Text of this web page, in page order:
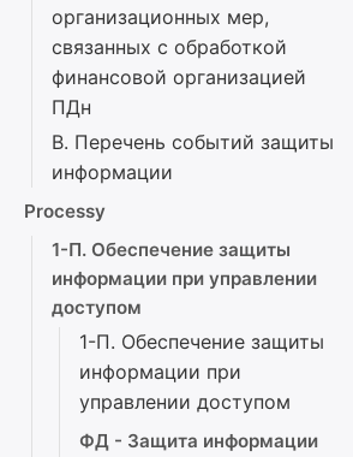
организационных мер,
связанных с обработкой
финансовой организацией
ПДн
В. Перечень событий защиты
информации
Processy
1-П. Обеспечение защиты
информации при управлении
доступом
1-П. Обеспечение защиты
информации при
управлении доступом
ФД - Защита информации